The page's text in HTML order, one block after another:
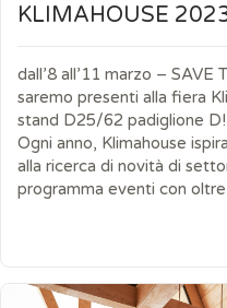
KLIMAHOUSE
dall’8 all’11 marzo –
saremo presenti alla fiera
stand D25/62 padiglione
Ogni anno, Klimahouse
alla ricerca di novità di
programma eventi con